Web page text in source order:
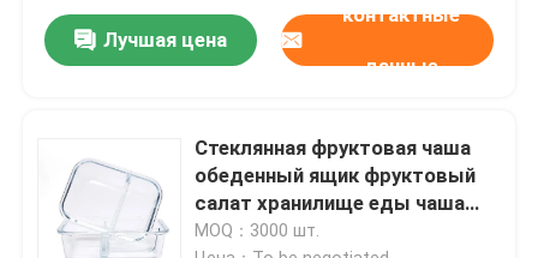
Лучшая цена
контактные
данные
Стеклянная фруктовая чаша
обеденный ящик фруктовый
салат хранилище еды чаша
микроволновая печь сейф
MOQ：3000 шт.